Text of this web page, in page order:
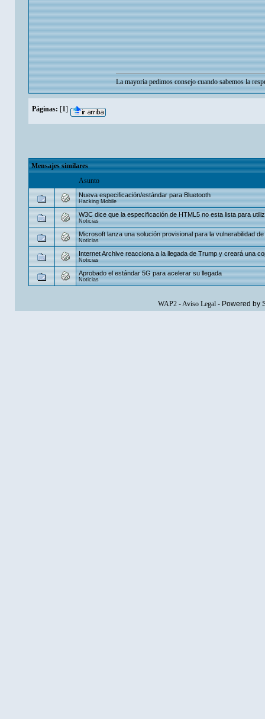
La mayoria pedimos consejo cuando sabemos la
Páginas: [1]
Mensajes similares
Asunto
Nueva especificación/estándar para Bluetooth
Hacking Mobile
W3C dice que la especificación de HTML5 no esta lista para
Noticias
Microsoft lanza una solución provisional para la vulnerabilidad
Noticias
Internet Archive reacciona a la llegada de Trump y creará una
Noticias
Aprobado el estándar 5G para acelerar su llegada
Noticias
WAP2-Aviso Legal- Powered by